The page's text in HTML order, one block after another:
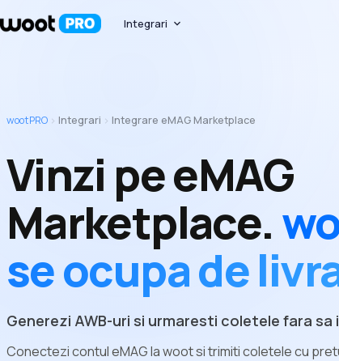
Integrari expand_more
wootPRO chevron_right Integrari chevron_right Integrare eMAG Marketplace
Vinzi pe eMAG
Marketplace.
se ocupa de
Generezi AWB-uri si urmaresti coletele fara sa
Conectezi contul eMAG la woot si trimiti coletele cu